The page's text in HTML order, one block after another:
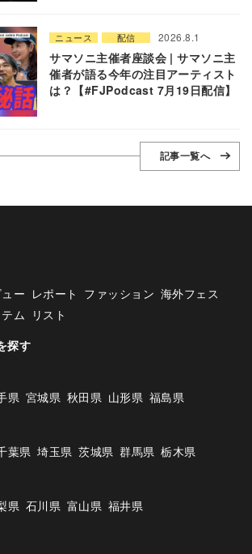
ニュース 配信 2026.8.1
サマソニ主催者座談会 | サマソニ主
催者が語る今年の注目アーティスト
は？【#FJPodcast 7月19日配信】
記事一覧へ
ー レポート ファッション 海外フェス
ム
リスト
探す
県 宮城県 秋田県 山形県 福島県
葉県 埼玉県 茨城県 群馬県 栃木県
県 石川県 富山県 福井県